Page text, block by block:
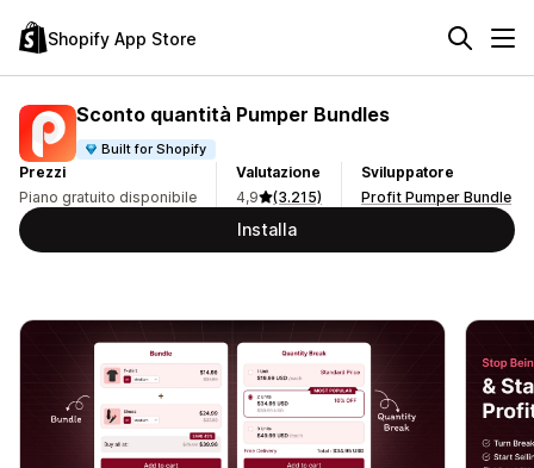
Shopify App Store
Sconto quantità Pumper Bundles
Built for Shopify
Prezzi
Piano gratuito disponibile
Valutazione
4,9
(3.215)
Sviluppatore
Profit Pumper Bundle
Installa